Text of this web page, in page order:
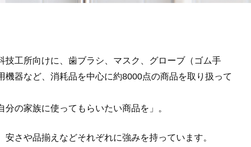
技工所向けに、歯ブラシ、マスク、グローブ（ゴム手
機器など、消耗品を中心に約8000点の商品を取り扱って
分の家族に使ってもらいたい商品を」。
安さや品揃えなどそれぞれに強みを持っています。